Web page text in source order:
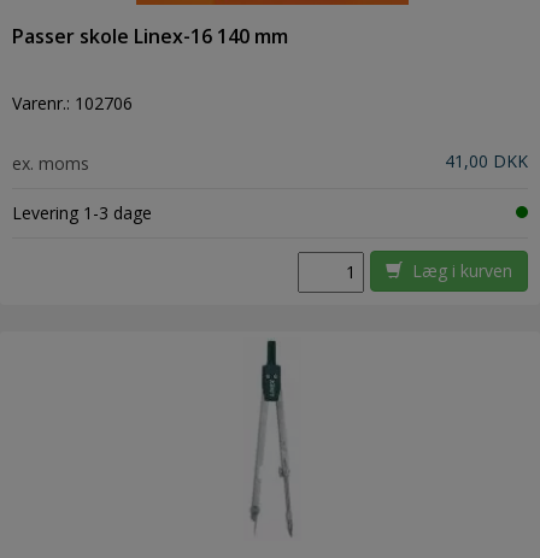
Passer skole Linex-16 140 mm
Varenr.: 102706
ex. moms 41,00 DKK
Levering 1-3 dage
Læg i kurven